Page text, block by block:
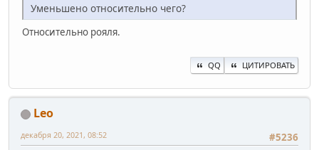
Уменьшено относительно чего?
Относительно рояля.
QQ ЦИТИРОВАТЬ
Leo
#5236
декабря 20, 2021, 08:52